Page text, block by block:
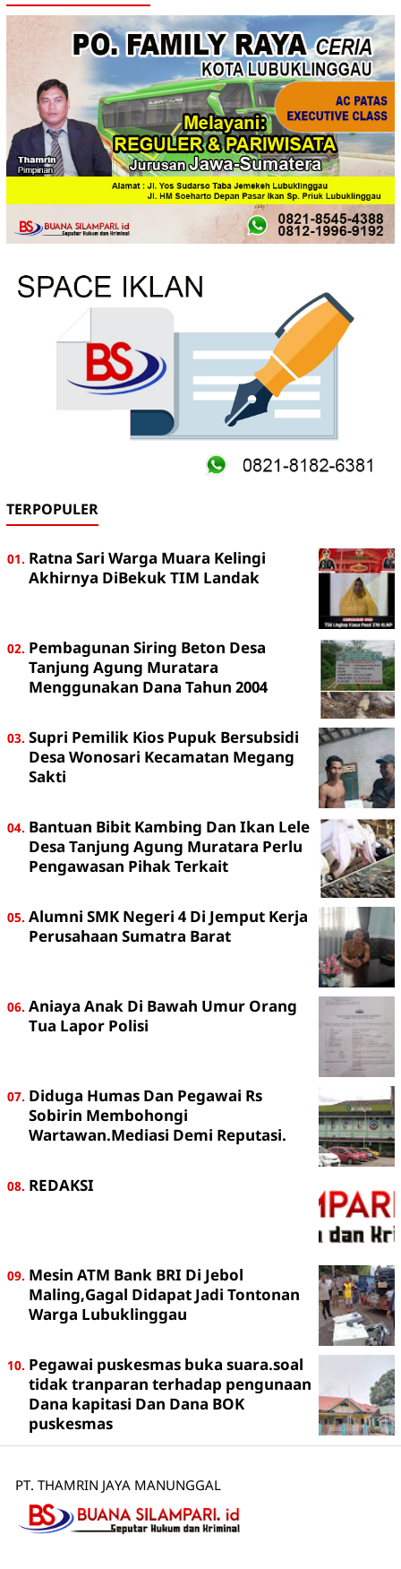
TERPOPULER
Ratna Sari Warga Muara Kelingi
Akhirnya DiBekuk TIM Landak
Pembagunan Siring Beton Desa
Tanjung Agung Muratara
Menggunakan Dana Tahun 2004
Supri Pemilik Kios Pupuk Bersubsidi
Desa Wonosari Kecamatan Megang
Sakti
Bantuan Bibit Kambing Dan Ikan Lele
Desa Tanjung Agung Muratara Perlu
Pengawasan Pihak Terkait
Alumni SMK Negeri 4 Di Jemput Kerja
Perusahaan Sumatra Barat
Aniaya Anak Di Bawah Umur Orang
Tua Lapor Polisi
Diduga Humas Dan Pegawai Rs
Sobirin Membohongi
Wartawan.Mediasi Demi Reputasi.
REDAKSI
Mesin ATM Bank BRI Di Jebol
Maling,Gagal Didapat Jadi Tontonan
Warga Lubuklinggau
Pegawai puskesmas buka suara.soal
tidak tranparan terhadap pengunaan
Dana kapitasi Dan Dana BOK
puskesmas
PT. THAMRIN JAYA MANUNGGAL